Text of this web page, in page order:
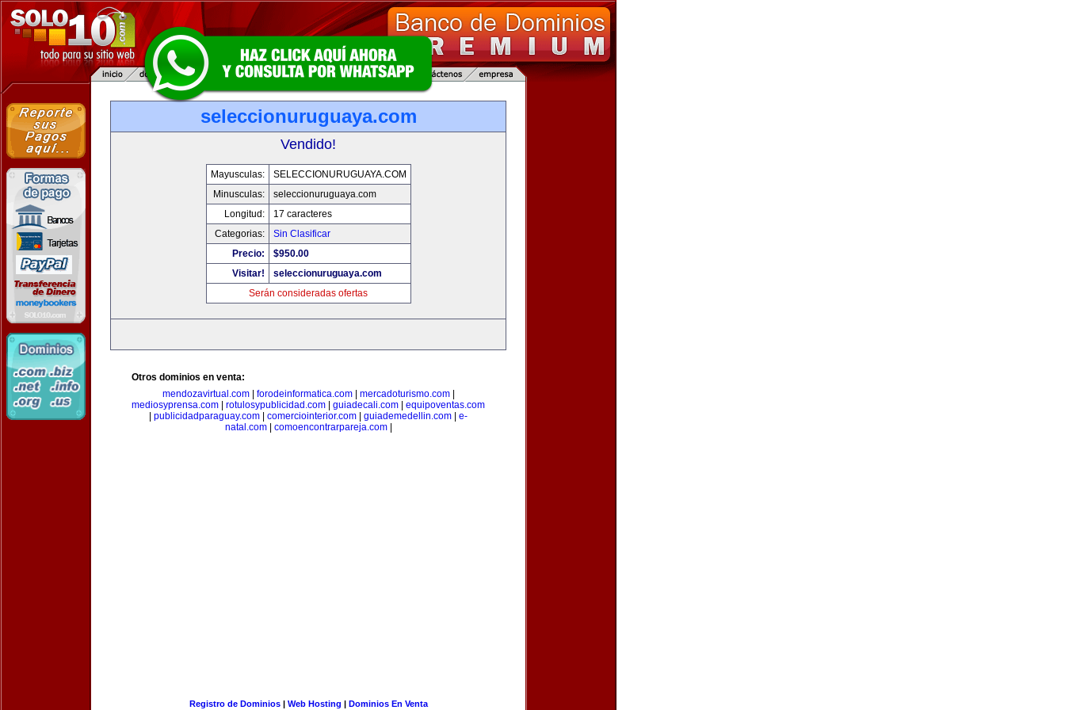
seleccionuruguaya.com
Vendido!
Mayusculas:
SELECCIONURUGUAYA.COM
Minusculas:
seleccionuruguaya.com
Longitud:
17 caracteres
Categorias:
Sin Clasificar
Precio:
$950.00
Visitar!
seleccionuruguaya.com
Serán consideradas ofertas
Otros dominios en venta:
mendozavirtual.com| forodeinformatica.com| mercadoturismo.com|
mediosyprensa.com
rotulosypublicidad.com guiadecali.com
equipoventas.com
publicidadparaguay.com comerciointerior.com guiademedellin.com
e-
natal.com| comoencontrarpareja.com|
Registro de Dominios| Web Hosting | Dominios En Venta